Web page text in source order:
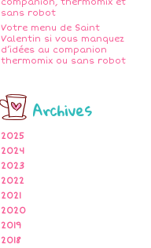
sans robot
Votre menu de Saint
Valentin si vous manquez
d’idées au companion
thermomix ou sans robot
Archives
2025
2024
2023
2022
2021
2020
2019
2018